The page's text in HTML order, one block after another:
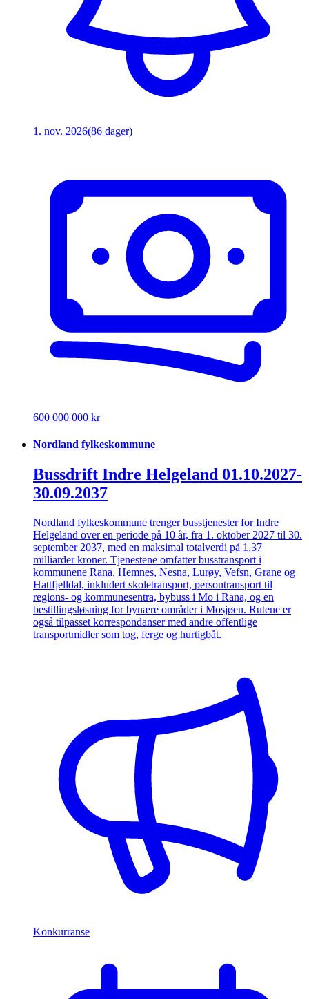
1. nov. 2026(86 dager)
600 000 000 kr
Nordland fylkeskommune
Bussdrift Indre Helgeland 01.10.2027-
30.09.2037
Nordland fylkeskommune trenger busstjenester for Indre
Helgeland over en periode på 10 år, fra 1. oktober 2027 til 30.
september 2037, med en maksimal totalverdi på 1,37
milliarder kroner. Tjenestene omfatter busstransport i
kommunene Rana, Hemnes, Nesna, Lurøy, Vefsn, Grane og
Hattfjelldal, inkludert skoletransport, persontransport til
regions- og kommunesentra, bybuss i Mo i Rana, og en
bestillingsløsning for bynære områder i Mosjøen. Rutene er
også tilpasset korrespondanser med andre offentlige
transportmidler som tog, ferge og hurtigbåt.
Konkurranse